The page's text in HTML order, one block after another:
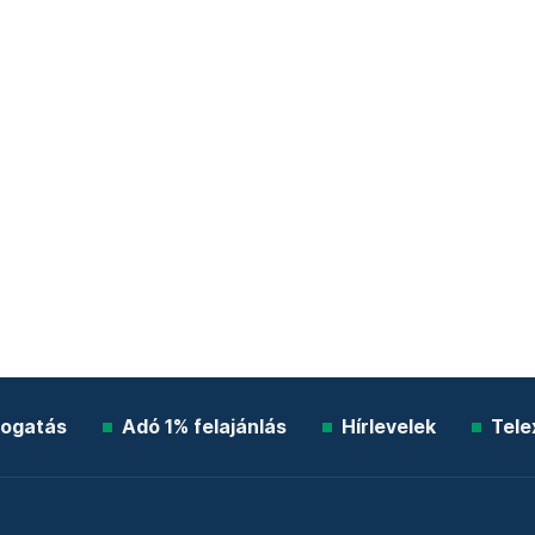
Adó 1% felajánlás Hírlevelek